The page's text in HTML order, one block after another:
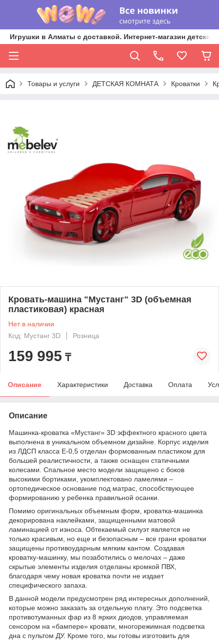
Игрушки в Алматы с доставкой. Интернет-магазин
Товары и услуги ДЕТСКАЯ КОМНАТА Кроватки
Кровать-машина "Мустанг" 3D (объемная
пластиковая) красная
Нет в наличии
Код: Мустанг 3D
Розница
159 995 ₸
Описание Характеристики Доставка Оплата
Описание
Машинка-кроватка «Мустанг» 3D эффектного красного цвета
выполнена в уникальном объемном дизайне. Корпус изделия
из ЛДСП класса Е-0,5 отделан формованным пластиком для
большей реалистичности, а также оснащен статичными
колесами. Спальное место модели защищено с боков
высокими бортиками, укомплектовано ламелями –
ортопедическое основание под матрас, способствующее
формированию у ребенка правильной осанки.
Помимо оригинальных объемным форм, кроватка-машинка
декорирована наклейками, защищенными матовой
ламинацией от износа. Обтекаемый силуэт является не
только красивым, но еще и безопасным – все грани кроватки
защищены противоударным мягким кантом. Создавая
кроватку-машинку, мы позаботились о мелочах – даже
скрытые элементы изделия отделаны кромкой ПВХ,
благодаря чему новая кроватка почти не издает
специфического запаха.
В данной модели предусмотрен ряд интересных дополнений,
которые можно заказать за отдельную плату. Это подсветка
противотуманных фар из 8 ярких диодов, управляемая
сенсором на «бампере» кровати, многорежимная подсветка
дна с пультом ДУ. Кроме того, мы готовы изготовить для